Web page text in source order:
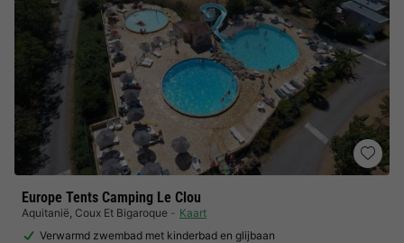
Europe Tents Camping Le Clou
Aquitanië, Coux Et Bigaroque
Kaart
Verwarmd zwembad met kinderbad en glijbaan